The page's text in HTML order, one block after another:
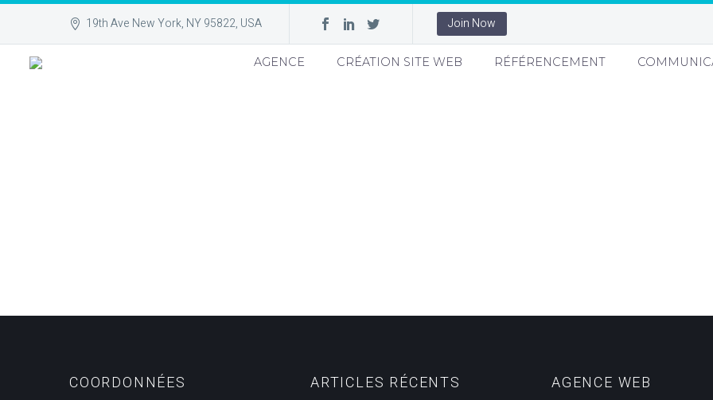
19th Ave New York, NY 95822, USA Join Now
AGENCE CRÉATION SITE WEB RÉFÉRENCEMENT
COORDONNÉES ARTICLES RÉCENTS AGENCE WEB